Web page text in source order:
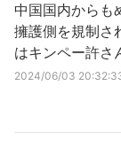
中国国内からも
擁護側を規制さ
はキンペー許さ
2024/06/03